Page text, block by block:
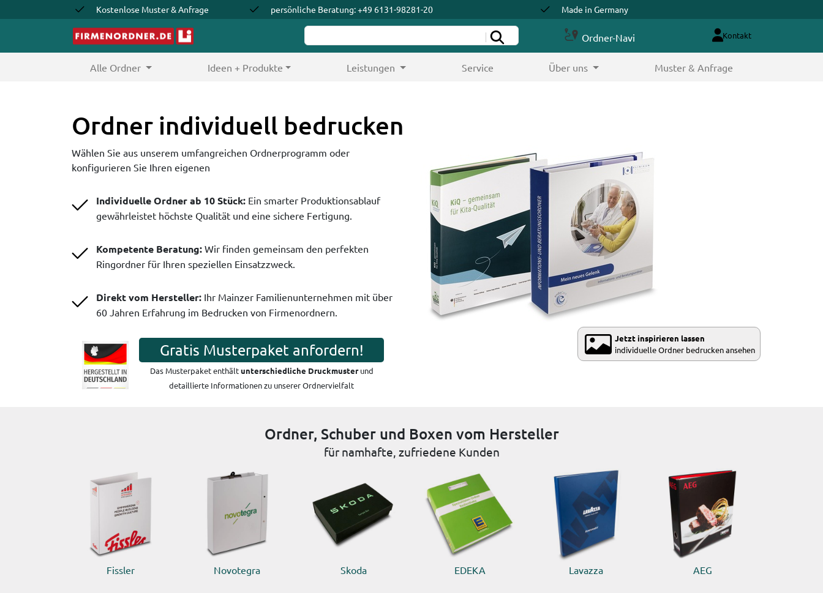
Kostenlose Muster & Anfrage persönliche Beratung: +49 6131-98281-20 Made in Germany
Ordner-Navi Kontakt
Alle Ordner (current) Ideen + Produkte Leistungen Service Über uns Muster & Anfrage
Ordner individuell bedrucken
Wählen Sie aus unserem umfangreichen Ordnerprogramm oder
konfigurieren Sie Ihren eigenen
Individuelle Ordner ab 10 Stück: Ein smarter Produktionsablauf
gewährleistet höchste Qualität und eine sichere Fertigung.
Kompetente Beratung: Wir finden gemeinsam den perfekten
Ringordner für Ihren speziellen Einsatzzweck.
Direkt vom Hersteller: Ihr Mainzer Familienunternehmen mit über
60 Jahren Erfahrung im Bedrucken von Firmenordnern.
Gratis Musterpaket anfordern!
Das Musterpaket enthältunterschiedliche Druckmusterund
detaillierte Informationen zu unserer Ordnervielfalt
Jetzt inspirieren lassen
individuelle Ordner bedrucken ansehen
Ordner, Schuber und Boxen vom Hersteller
für namhafte, zufriedene Kunden
Fissler Novotegra Skoda EDEKA Lavazza AEG